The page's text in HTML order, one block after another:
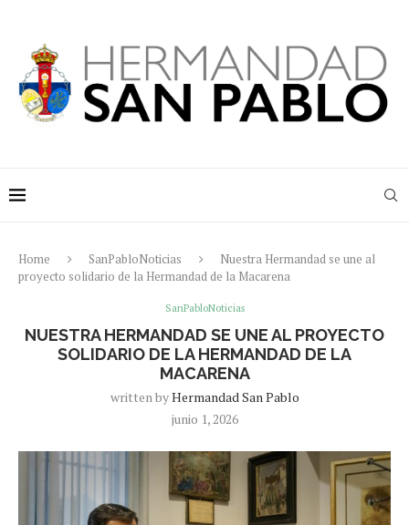
Home SanPabloNoticias
Nuestra Hermandad se une al
proyecto solidario de la Hermandad de la Macarena
SanPabloNoticias
NUESTRA HERMANDAD SE UNE AL PROYECTO
SOLIDARIO DE LA HERMANDAD DE LA
MACARENA
written byHermandad San Pablo
junio 1, 2026